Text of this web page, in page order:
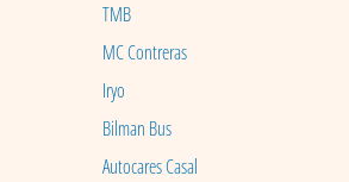
TMB
MC Contreras
Iryo
Bilman Bus
Autocares Casal